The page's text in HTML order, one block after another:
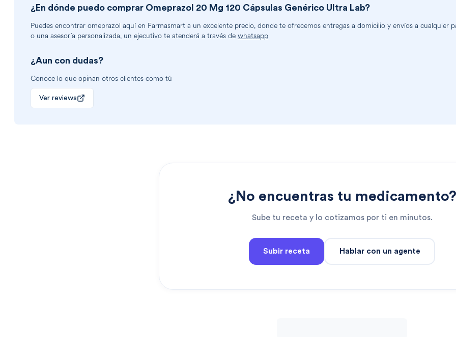
¿En dónde puedo comprar Omeprazol 20 Mg 120 Cápsulas Genérico Ultra Lab?
Puedes encontrar omeprazol aquí en Farmasmart a un excelente precio, donde te ofrecemos entregas a domicilio y envíos a cualquier
o una asesoría personalizada, un ejecutivo te atenderá a través de whatsapp
¿Aun con dudas?
Conoce lo que opinan otros clientes como tú
Ver reviews
¿No encuentras tu medicamento?
Sube tu receta y lo cotizamos por ti en minutos.
Subir receta Hablar con un agente